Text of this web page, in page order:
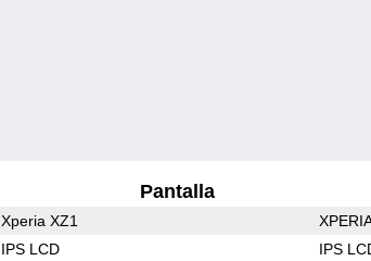
Pantalla
Xperia XZ1
IPS LCD IPS